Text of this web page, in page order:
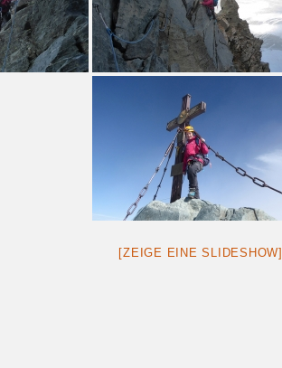
[ZEIGE EINE SLIDESHOW]